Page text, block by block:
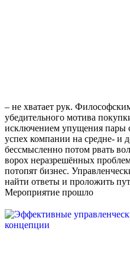
– не хватает рук.
убедительного мотива
исключением упущения пары
успех компании на средне- и
бессмысленно потом рвать
ворох неразрешённых
потопят бизнес.
найти ответы и проложить
Мероприятие прошло